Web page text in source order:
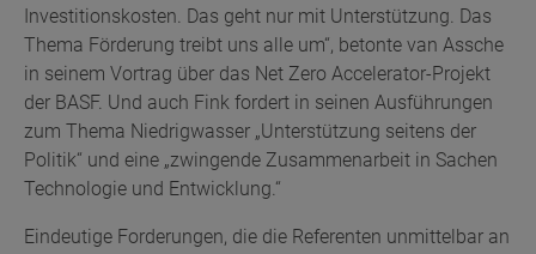
Investitionskosten. Das geht nur mit Unterstützung. Das
Thema Förderung treibt uns alle um“, betonte van Assche
in seinem Vortrag über das Net Zero Accelerator-Projekt
der BASF. Und auch Fink fordert in seinen Ausführungen
zum Thema Niedrigwasser „Unterstützung seitens der
Politik“ und eine „zwingende Zusammenarbeit in Sachen
Technologie und Entwicklung.“
Eindeutige Forderungen, die die Referenten unmittelbar an